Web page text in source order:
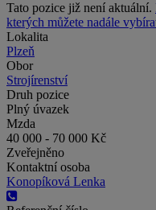
Tato pozice již není aktuální.
kterých můžete nadále
Lokalita
Plzeň
Obor
Strojírenství
Druh pozice
Plný úvazek
Mzda
40 000 - 70 000 Kč
Zveřejněno
Kontaktní osoba
Konopíková Lenka